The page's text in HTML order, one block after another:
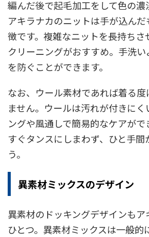
編んだ後で起毛加工をして色の濃
アキラナカのニットは手が込ん
徴です。複雑なニットを長持ちさ
クリーニングがおすすめ。手洗
を防ぐことができます。
なお、ウール素材であれば着る
ません。ウールは汚れが付きに
ングや風通しで簡易的なケアがで
すぐタンスにしまわず、ひと手間
う。
異素材ミックスのデザイン
異素材のドッキングデザインも
ひとつ。異素材ミックスは一般的